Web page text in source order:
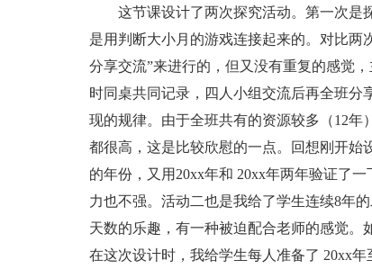
这节课设计了两次探究活动。第一次是
是用判断大小月的游戏连接起来的。对比
分享交流”来进行的，但又没有重复的感觉
时同桌共同记录，四人小组交流后再全班
现的规律。由于全班共有的资源较多（12
都很高，这是比较欣慰的一点。回想刚开始
的年份，又用20xx年和 20xx年两年验证了
力也不强。活动二也是我给了学生连续8年
天数的乐趣，有一种被迫配合老师的感觉。
在这次设计时，我给学生每人准备了 20xx